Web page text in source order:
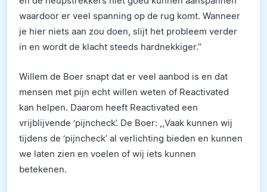
waardoor er veel spanning op de rug komt. Wanneer
je hier niets aan zou doen, slijt het probleem verder
in en wordt de klacht steeds hardnekkiger.’’
Willem de Boer snapt dat er veel aanbod is en dat
mensen met pijn echt willen weten of Reactivated
kan helpen. Daarom heeft Reactivated een
vrijblijvende ‘pijncheck’. De Boer: ,,Vaak kunnen wij
tijdens de ‘pijncheck’ al verlichting bieden en kunnen
we laten zien en voelen of wij iets kunnen
betekenen.